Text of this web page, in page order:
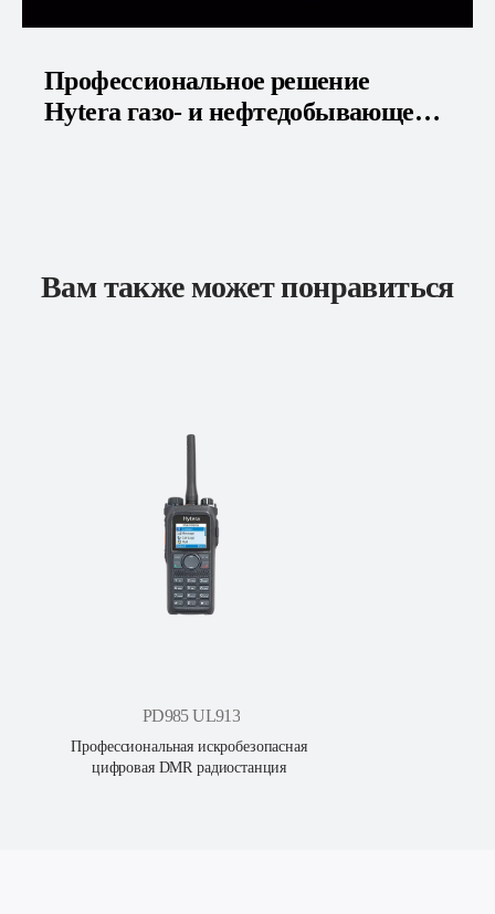
Профессиональное решение
Hytera газо- и нефтедобывающей
Вам также может понравиться
PD985 UL913
Профессиональная искробезопасная
цифровая DMR радиостанция